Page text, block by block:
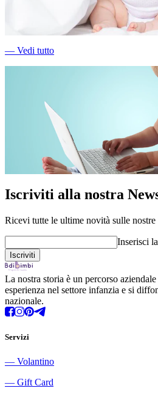
― Vedi tutto
Iscriviti alla nostra
Ricevi tutte le ultime novità sulle
Inserisci
La nostra storia è un percorso
esperienza nel settore infanzia e si
nazionale.
Servizi
― Volantino
― Gift Card